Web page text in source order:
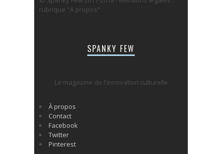
rubrique "A propos"
SPANKY FEW
Le magazine de l'innovation culturelle
À propos
Contact
Facebook
Twitter
Pinterest